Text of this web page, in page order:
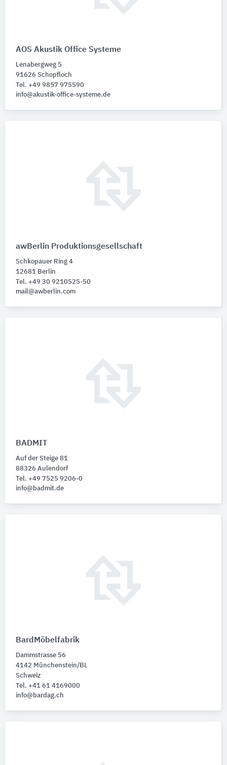
AOS Akustik Office Systeme
Lenabergweg 5
91626 Schopfloch
Tel. +49 9857 975590
info@akustik-office-systeme.de
awBerlin Produktionsgesellschaft
Schkopauer Ring 4
12681 Berlin
Tel. +49 30 9210525-50
mail@awberlin.com
BADMIT
Auf der Steige 81
88326 Aulendorf
Tel. +49 7525 9206-0
info@badmit.de
BardMöbelfabrik
Dammstrasse 56
4142 Münchenstein/BL
Schweiz
Tel. +41 61 4169000
info@bardag.ch